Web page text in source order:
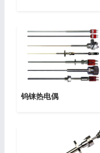
钨铼热电偶